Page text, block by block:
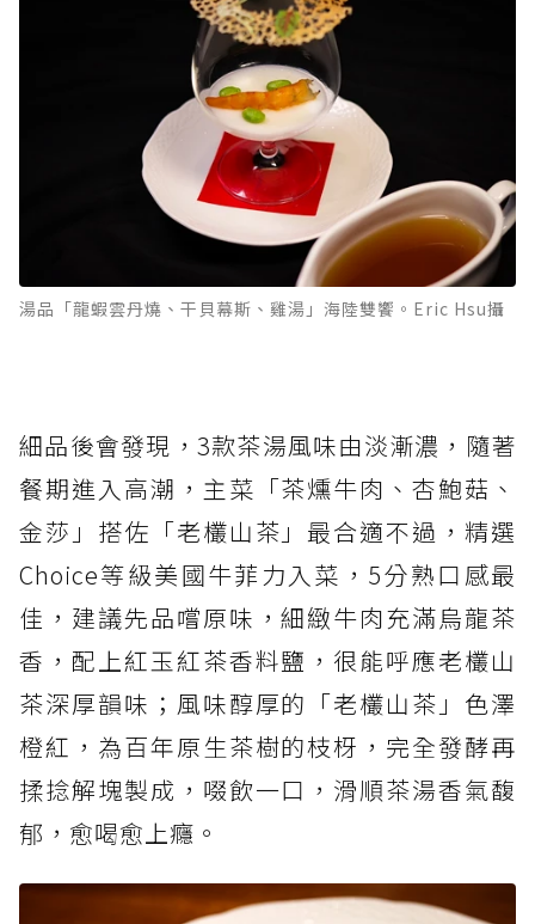
湯品「龍蝦雲丹燒、干貝幕斯、雞湯」海陸雙饗。Eric Hsu攝
細品後會發現，3款茶湯風味由淡漸濃，隨著
餐期進入高潮，主菜「茶燻牛肉、杏鮑菇、
金莎」搭佐「老欉山茶」最合適不過，精選
Choice等級美國牛菲力入菜，5分熟口感最
佳，建議先品嚐原味，細緻牛肉充滿烏龍茶
香，配上紅玉紅茶香料鹽，很能呼應老欉山
茶深厚韻味；風味醇厚的「老欉山茶」色澤
橙紅，為百年原生茶樹的枝枒，完全發酵再
揉捻解塊製成，啜飲一口，滑順茶湯香氣馥
郁，愈喝愈上癮。